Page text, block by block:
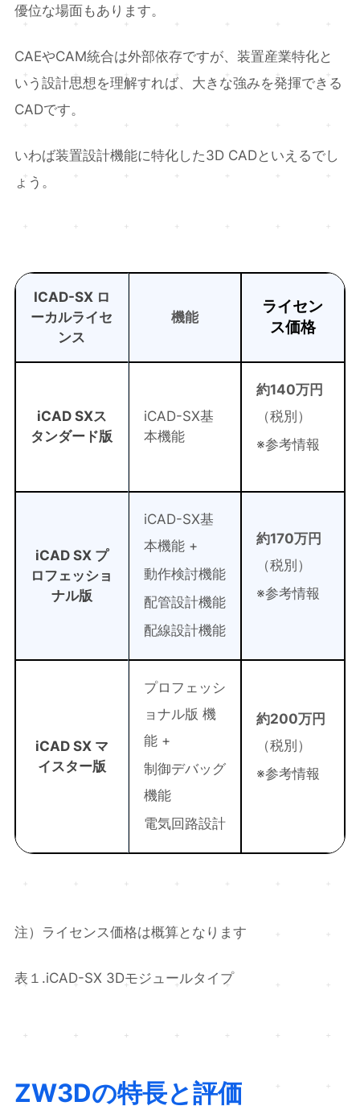
優位な場面もあります。
CAEやCAM統合は外部依存ですが、装置産業特化と
いう設計思想を理解すれば、大きな強みを発揮できる
CADです。
いわば装置設計機能に特化した3D CADといえるでし
ょう。
ICAD-SX ロ
ーカルライセ
ンス
機能
ライセン
ス価格
iCAD SXス
タンダード版
iCAD-SX基
本機能
約140万円
（税別）
※参考情報
iCAD SX プ
ロフェッショ
ナル版
iCAD-SX基
本機能 +
動作検討機能
配管設計機能
配線設計機能
約170万円
（税別）
※参考情報
iCAD SX マ
イスター版
プロフェッシ
ョナル版 機
能 +
制御デバッグ
機能
電気回路設計
約200万円
（税別）
※参考情報
注）ライセンス価格は概算となります
表１.iCAD-SX 3Dモジュールタイプ
ZW3Dの特長と評価